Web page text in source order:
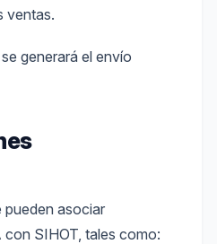
ventas.
generará el envío
pueden asociar
SIHOT, tales como: